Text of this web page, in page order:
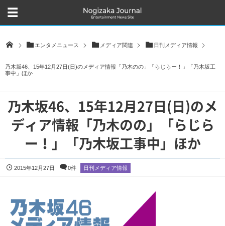
エンタメニュース メディア関連 日刊メディア情報
乃木坂46、15年12月27日(日)のメディア情報「乃木のの」「らじらー！」「乃木坂工
事中」ほか
乃木坂46、15年12月27日(日)のメ
ディア情報「乃木のの」「らじら
ー！」「乃木坂工事中」ほか
2015年12月27日 0件 日刊メディア情報